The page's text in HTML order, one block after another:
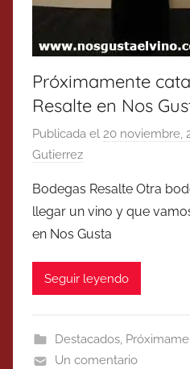
Próximamente
Resalte en Nos
Publicada el 20 noviembre,
Gutierrez
Bodegas Resalte Otra
llegar un vino y que
en Nos Gusta
Seguir leyendo
Destacados,
Un comentario